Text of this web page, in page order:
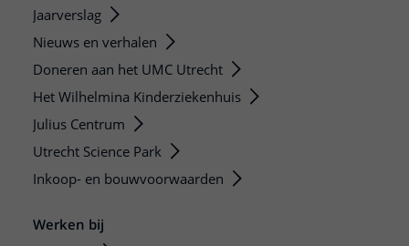
Jaarverslag
Nieuws en verhalen
Doneren aan het UMC Utrecht
Het Wilhelmina Kinderziekenhuis
Julius Centrum
Utrecht Science Park
Inkoop- en bouwvoorwaarden
Werken bij